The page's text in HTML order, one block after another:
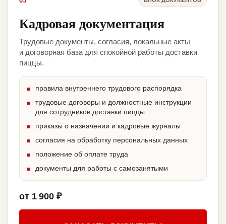
Кадровая документация
Трудовые документы, согласия, локальные акты
и договорная база для спокойной работы доставки
пиццы.
правила внутреннего трудового распорядка
трудовые договоры и должностные инструкции
для сотрудников доставки пиццы
приказы о назначении и кадровые журналы
согласия на обработку персональных данных
положение об оплате труда
документы для работы с самозанятыми
от 1 900 ₽